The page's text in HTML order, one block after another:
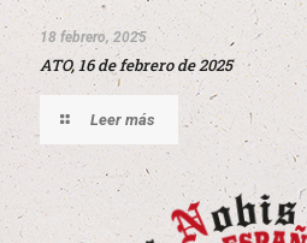
18 febrero, 2025
ATO, 16 de febrero de 2025
Leer más